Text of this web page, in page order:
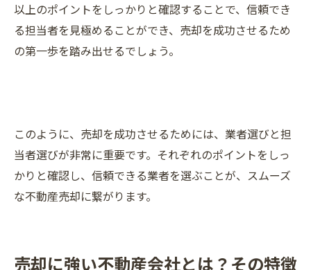
以上のポイントをしっかりと確認することで、信頼でき
る担当者を見極めることができ、売却を成功させるため
の第一歩を踏み出せるでしょう。
このように、売却を成功させるためには、業者選びと担
当者選びが非常に重要です。それぞれのポイントをしっ
かりと確認し、信頼できる業者を選ぶことが、スムーズ
な不動産売却に繋がります。
売却に強い不動産会社とは？その特徴